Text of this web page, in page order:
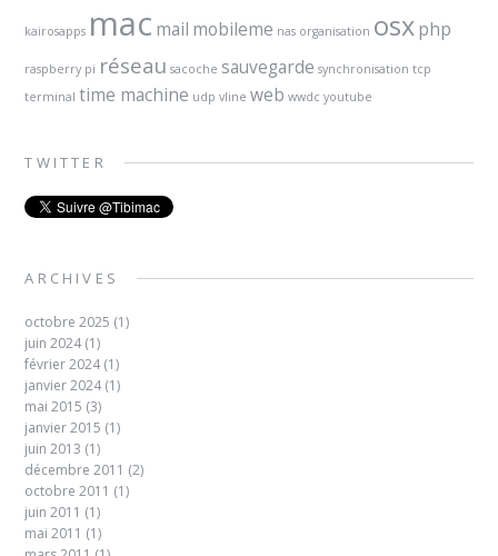
kairosapps mac mail mobileme nas organisation osxphp
raspberry pi réseau sacoche sauvegarde synchronisation tcp
terminal time machine udp vline web wwdc youtube
TWITTER
ARCHIVES
octobre 2025 (1)
juin 2024(1)
février 2024(1)
janvier 2024(1)
mai 2015 (3)
janvier 2015 (1)
juin 2013 (1)
décembre 2011 (2)
octobre 2011 (1)
juin 2011 (1)
mai 2011 (1)